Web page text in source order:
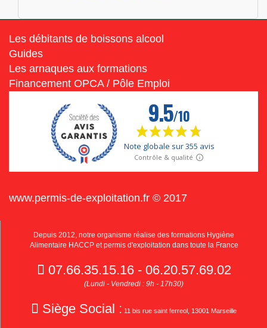
Les débitants de boissons alcool
Guides
Les arnaques aux formations
Financement OPCA / Pôle Emploi
www.permis-de-exploitation.fr © 2017
Depuis 2012, notre organisme réalise des formations Hygiène
Alimentaire HACCP et permis d'exploitation dans toute la France
07.66.35.15.16 - 06.20.57.69.02
(Lundi - Vendredi : 9h - 17h30)
Siège Social : 11 bis rue saint ferreol, 13001 Marseille